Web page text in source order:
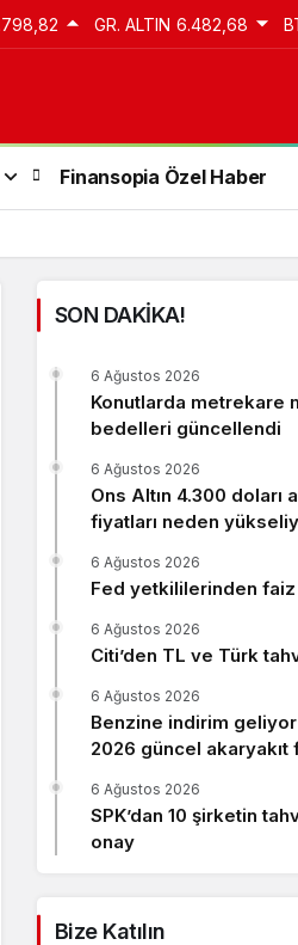
GR. ALTIN 6.482,68
Finansopia Özel Haber
Gündüz modunu
Gece Modu
Gece modunu seçin.
Sistem Modu
Sistem modunu
SON DAKİKA!
Konutlarda metrekare
bedelleri güncellendi
6 Ağustos 2026
Ons Altın 4.300 doları
fiyatları neden
6 Ağustos 2026
Fed yetkililerinden faiz
6 Ağustos 2026
Citi’den TL ve Türk
6 Ağustos 2026
Benzine indirim
2026 güncel akaryakıt
6 Ağustos 2026
SPK’dan 10 şirketin
onay
6 Ağustos 2026
Bize Katılın